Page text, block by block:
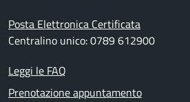
Posta Elettronica Certificata
Centralino unico: 0789 612900
Leggi le FAQ
Prenotazione appuntamento